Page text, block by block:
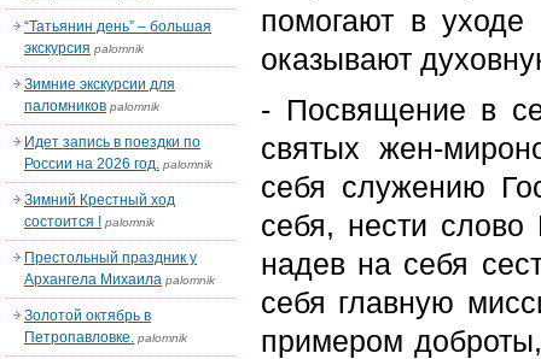
помогают в
оказывают
- Посвящение в
святых жен-
себя служению
себя, нести
надев на себя
себя главную
примером
“Татьянин день” – большая
экскурсия palomnik
Зимние экскурсии для
паломников palomnik
Идет запись в поездки по
России на 2026 год. palomnik
Зимний Крестный ход
состоится ! palomnik
Престольный праздник у
Архангела Михаила palomnik
Золотой октябрь в
Петропавловке. palomnik